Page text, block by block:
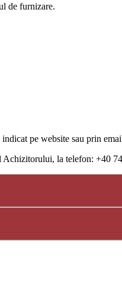
de furnizare.
pe website sau prin
la telefon: +40